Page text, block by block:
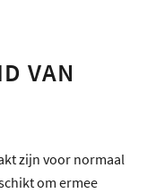
VAN
zijn voor normaal
om ermee